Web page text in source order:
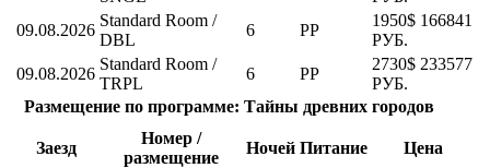
09.08.2026
Standard Room /
DBL
6 PP
1950$ 166841
РУБ.
09.08.2026
Standard Room /
TRPL
6 PP
2730$ 233577
РУБ.
Размещение по программе: Тайны древних городов
Заезд
Номер /
размещение
Ночей Питание Цена